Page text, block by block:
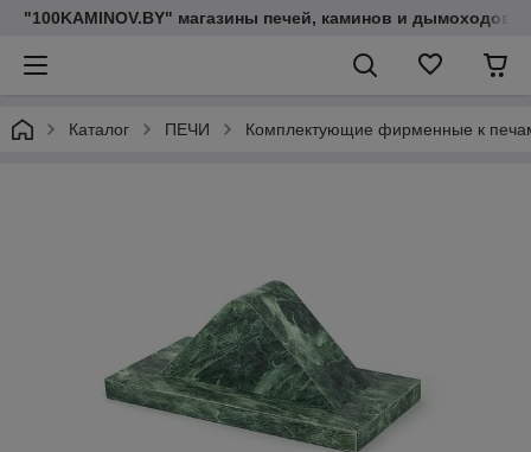
"100KAMINOV.BY" магазины печей, каминов и дымоходов
Каталог ПЕЧИ Комплектующие фирменные к